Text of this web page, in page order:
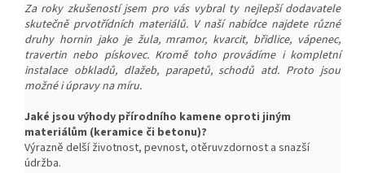
Za roky zkušeností jsem pro vás vybral ty nejlepší dodavatele
skutečně prvotřídních materiálů. V naší nabídce najdete různé
druhy hornin jako je žula, mramor, kvarcit, břidlice, vápenec,
travertin nebo pískovec. Kromě toho provádíme i kompletní
instalace obkladů, dlažeb, parapetů, schodů atd. Proto jsou
možné i úpravy na míru.
Jaké jsou výhody přírodního kamene oproti jiným
materiálům (keramice či betonu)?
Výrazně delší životnost, pevnost, otěruvzdornost a snazší
údržba.